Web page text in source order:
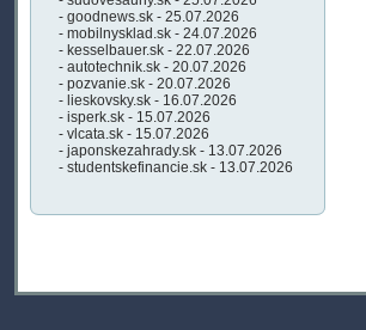
- goodnews.sk - 25.07.2026
- mobilnysklad.sk - 24.07.2026
- kesselbauer.sk - 22.07.2026
- autotechnik.sk - 20.07.2026
- pozvanie.sk - 20.07.2026
- lieskovsky.sk - 16.07.2026
- isperk.sk - 15.07.2026
- vlcata.sk - 15.07.2026
- japonskezahrady.sk - 13.07.2026
- studentskefinancie.sk - 13.07.2026